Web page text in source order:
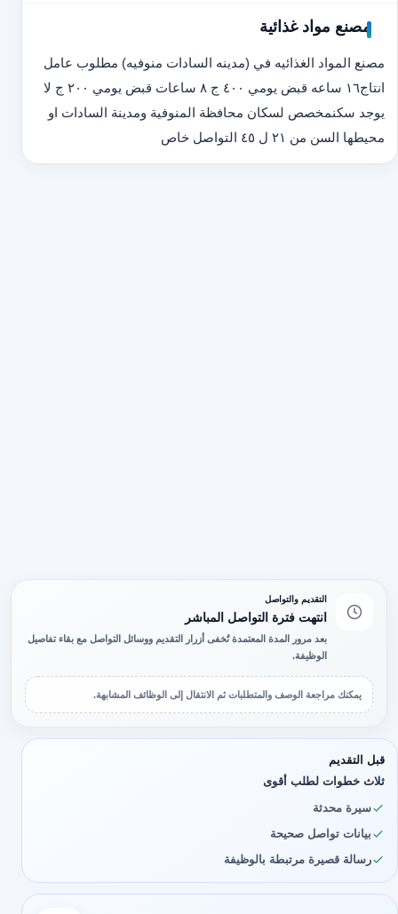
مصنع مواد غذائية
مصنع المواد الغذائيه في (مدينه السادات منوفيه) مطلوب عامل
انتاج١٦ ساعه قبض يومي ٤٠٠ ج ٨ ساعات قبض يومي ٢٠٠ ج لا
يوجد سكنمخصص لسكان محافظة المنوفية ومدينة السادات او
محيطها السن من ٢١ ل ٤٥ التواصل خاص
التقديم والتواصل
انتهت فترة التواصل المباشر
بعد مرور المدة المعتمدة تُخفى أزرار التقديم ووسائل التواصل مع بقاء تفاصيل
الوظيفة.
يمكنك مراجعة الوصف والمتطلبات ثم الانتقال إلى الوظائف المشابهة.
قبل التقديم
ثلاث خطوات لطلب أقوى
سيرة محدثة
بيانات تواصل صحيحة
رسالة قصيرة مرتبطة بالوظيفة